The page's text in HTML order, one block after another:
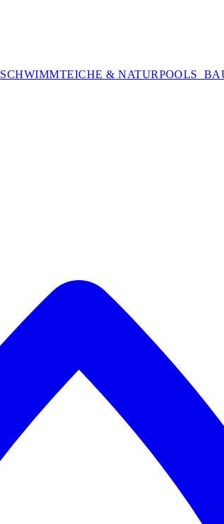
SCHWIMMTEICHE & NATURPOOLS